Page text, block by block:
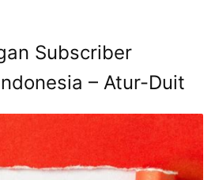
Subscriber
– Atur-Duit